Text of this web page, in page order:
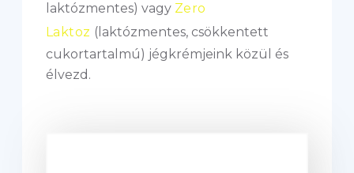
laktózmentes) vagy Zero
Laktoz (laktózmentes, csökkentett
cukortartalmú) jégkrémjeink közül és
élvezd.